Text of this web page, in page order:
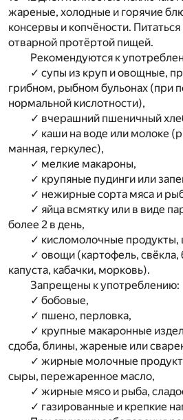
жареные, холодные и горячие
консервы и копчёности.
отварной протёртой пищей.
Рекомендуются к
✓ супы из круп и овощные,
грибном, рыбном бульонах (при
нормальной кислотности),
✓ вчерашний пшеничный
✓ каши на воде или молоке
манная, геркулес),
✓ мелкие макароны,
✓ крупяные пудинги или
✓ нежирные сорта мяса и
✓ яйца всмятку или в виде
более 2 в день,
✓ кисломолочные продукты,
✓ овощи (картофель, свёкла,
капуста, кабачки, морковь).
Запрещены к употреблению:
✓ бобовые,
✓ пшено, перловка,
✓ крупные макаронные
сдоба, блины, жареные или
✓ жирные молочные
сыры, пережаренное масло,
✓ жирные мясо и рыба,
✓ газированные и крепкие